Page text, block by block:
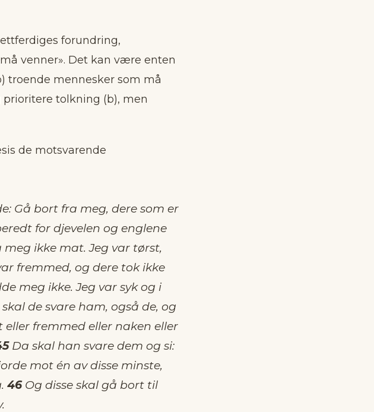
forundring,
venner». Det kan være enten
troende mennesker som må
prioritere tolkning (b), men
de motsvarende
Gå bort fra meg, dere som er
for djevelen og englene
ikke mat. Jeg var tørst,
fremmed, og dere tok ikke
meg ikke. Jeg var syk og i
de svare ham, også de, og
eller fremmed eller naken eller
Da skal han svare dem og si:
mot én av disse minste,
46Og disse skal gå bort til